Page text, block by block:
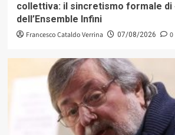
collettiva: il sincretismo formale di
dell’Ensemble Infini
Francesco Cataldo Verrina 07/08/2026 0